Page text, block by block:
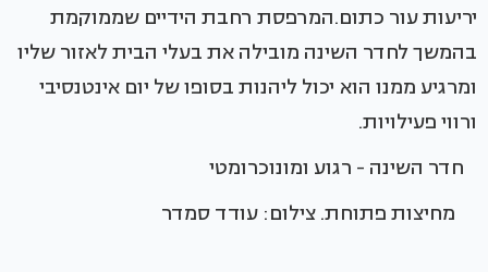
יריעות עור כתום.המרפסת רחבת הידיים שממוקמת
בהמשך לחדר השינה מובילה את בעלי הבית לאזור שליו
ומרגיע ממנו הוא יכול ליהנות בסופו של יום אינטנסיבי
ורווי פעילויות.
חדר השינה - רגוע ומונוכרומטי
מחיצות פתוחת. צילום: עודד סמדר